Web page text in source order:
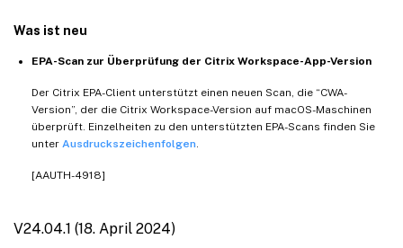
Was ist neu
EPA-Scan zur Überprüfung der Citrix Workspace-App-Version
Der Citrix EPA-Client unterstützt einen neuen Scan, die “CWA-
Version”, der die Citrix Workspace-Version auf macOS-Maschinen
überprüft. Einzelheiten zu den unterstützten EPA-Scans finden Sie
unter Ausdruckszeichenfolgen
[AAUTH-4918]
V24.04.1 (18. April 2024)